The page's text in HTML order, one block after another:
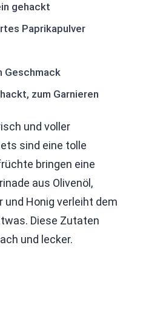
gehackt
Paprikapulver
Geschmack
zum Garnieren
und voller
sind eine tolle
bringen eine
aus Olivenöl,
und Honig verleiht dem
Diese Zutaten
und lecker.